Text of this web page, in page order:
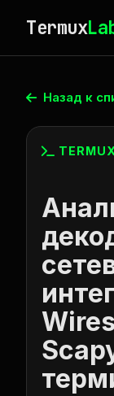
Termux
Назад к